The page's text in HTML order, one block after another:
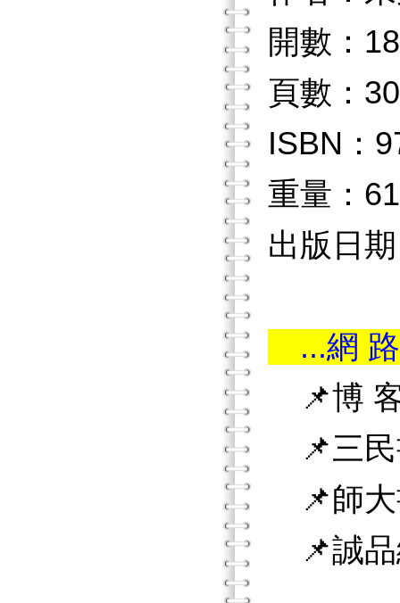
開數：18
頁數：
ISBN：
重量：
出版日
...網
📌博
📌三民
📌師大
📌誠品